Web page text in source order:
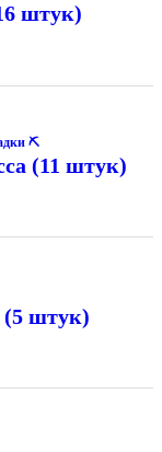
штук)
⛏
(11 штук)
(5 штук)